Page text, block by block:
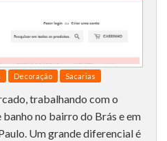
Decoração Sacarias
trabalhando com o
banho no bairro do Brás e em
Um grande diferencial é